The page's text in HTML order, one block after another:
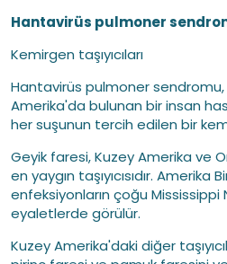
Hantavirüs pulmoner
Kemirgen taşıyıcıları
Hantavirüs pulmoner sendromu,
Amerika'da bulunan bir insan
her suşunun tercih edilen bir
Geyik faresi, Kuzey Amerika ve
en yaygın taşıyıcısıdır. Amerika
enfeksiyonların çoğu Mississippi
eyaletlerde görülür.
Kuzey Amerika'daki diğer